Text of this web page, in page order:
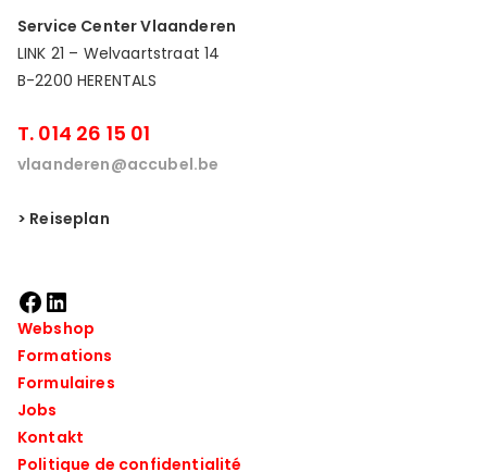
Service Center Vlaanderen
LINK 21 – Welvaartstraat 14
B-2200 HERENTALS
T. 014 26 15 01
vlaanderen@accubel.be
> Reiseplan
Webshop
Formations
Formulaires
Jobs
Kontakt
Politique de confidentialité